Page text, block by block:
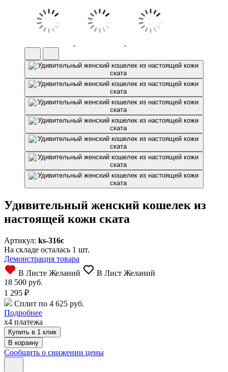
Удивительный женский кошелек из
настоящей кожи ската
Артикул: ks-316c
На складе осталась 1 шт.
Демонстрация товара
В Листе Желаний
В Лист Желаний
18 500 руб.
1 295 ₽
Сплит по 4 625 руб.
Подробнее
x4 платежа
Купить в 1 клик
Сообщить о снижении цены